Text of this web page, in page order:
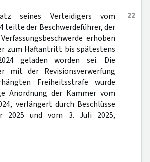
22
seines Verteidigers vom
teilte der Beschwerdeführer, der
erhoben
zum Haftantritt bis spätestens
geladen worden sei. Die
mit der Revisionsverwerfung
Freiheitsstrafe wurde
Anordnung der Kammer vom
verlängert durch Beschlüsse
2025 und vom 3. Juli 2025,